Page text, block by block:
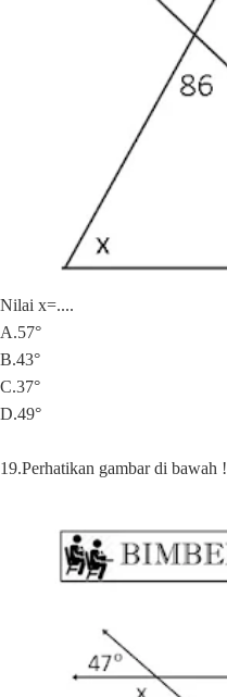
Nilai x=....
A.57°
B.43°
C.37°
D.49°
19.Perhatikan gambar di bawah !